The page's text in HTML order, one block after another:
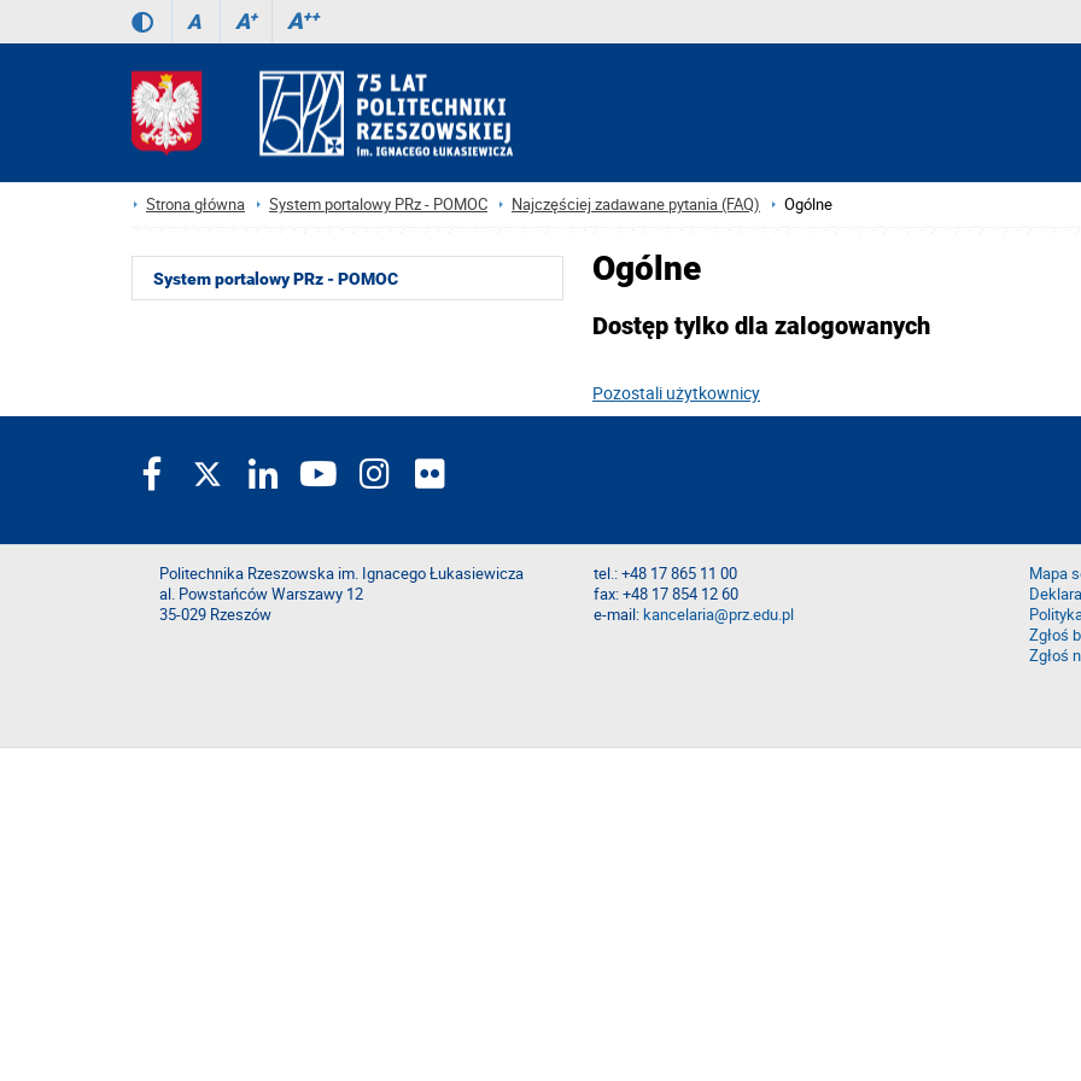
A A+ A++
Strona główna System portalowy PRz - POMOC Najczęściej zadawane pytania (FAQ) Ogólne
Ogólne
Dostęp tylko dla zalogowanych
Pozostali użytkownicy
System portalowy PRz - POMOC
Politechnika Rzeszowska im. Ignacego Łukasiewicza
al. Powstańców Warszawy 12
35-029 Rzeszów
tel.: +48 17 865 11 00
fax: +48 17 854 12 60
e-mail:kancelaria@prz.edu.pl
Mapa
Zgłoś
Zgłoś